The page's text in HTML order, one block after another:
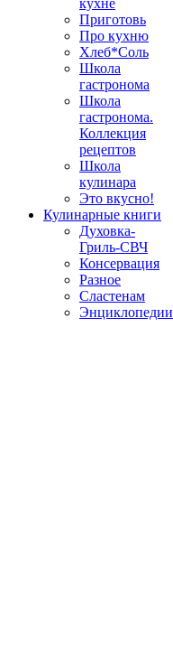
Приготовь
Про кухню
Хлеб*Соль
Школа
гастронома
Школа
гастронома.
Коллекция
рецептов
Школа
кулинара
Это вкусно!
Кулинарные книги
Духовка-
Гриль-СВЧ
Консервация
Разное
Сластенам
Энциклопедии